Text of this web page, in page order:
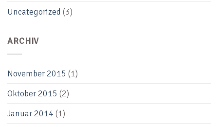
Uncategorized (3)
ARCHIV
November 2015 (1)
Oktober 2015 (2)
Januar 2014 (1)